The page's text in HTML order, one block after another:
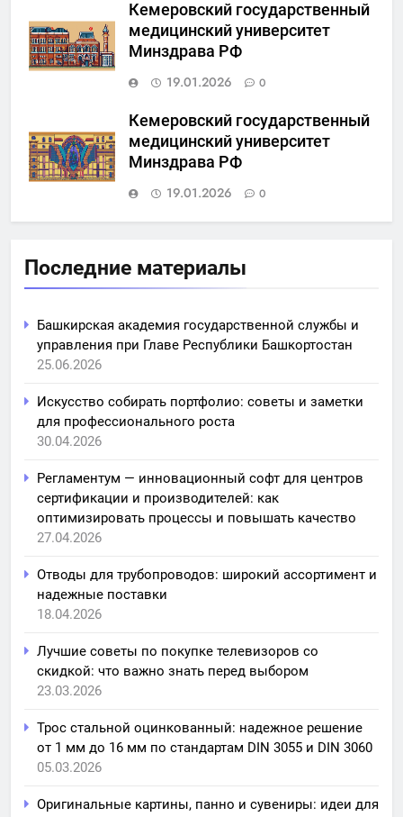
Кемеровский государственный
медицинский университет
Минздрава РФ
19.01.2026
0
Кемеровский государственный
медицинский университет
Минздрава РФ
19.01.2026
0
Последние материалы
Башкирская академия государственной службы и
управления при Главе Республики Башкортостан
25.06.2026
Искусство собирать портфолио: советы и заметки
для профессионального роста
30.04.2026
Регламентум — инновационный софт для центров
сертификации и производителей: как
оптимизировать процессы и повышать качество
27.04.2026
Отводы для трубопроводов: широкий ассортимент и
надежные поставки
18.04.2026
Лучшие советы по покупке телевизоров со
скидкой: что важно знать перед выбором
23.03.2026
Трос стальной оцинкованный: надежное решение
от 1 мм до 16 мм по стандартам DIN 3055 и DIN 3060
05.03.2026
Оригинальные картины, панно и сувениры: идеи для